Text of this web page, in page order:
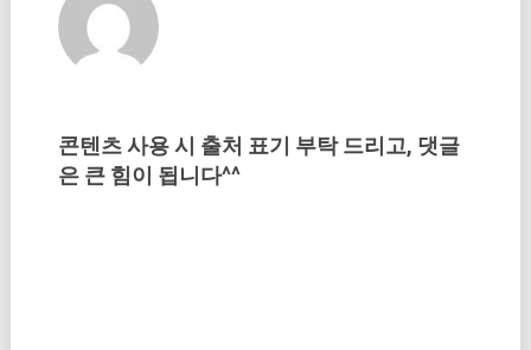
콘텐츠 사용 시 출처 표기 부탁 드리고, 댓글
은 큰 힘이 됩니다^^